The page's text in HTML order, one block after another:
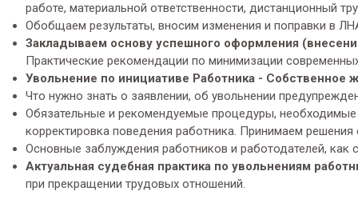
работе, материальной ответственности, дистанционный
Обобщаем результаты, вносим изменения и поправки в
Закладываем основу успешного оформления
Практические рекомендации по минимизации
Увольнение по инициативе Работника - Собственное
Что нужно знать о заявлении, об увольнении
Обязательные и рекомендуемые процедуры,
корректировка поведения работника. Принимаем
Основные заблуждения работников и работодателей,
Актуальная судебная практика по увольнениям
при прекращении трудовых отношений.